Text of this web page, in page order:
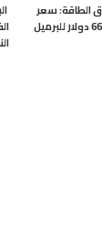
الطاقة: سعر
نفط عُمان يلامس 66.62 دولار للبرميل